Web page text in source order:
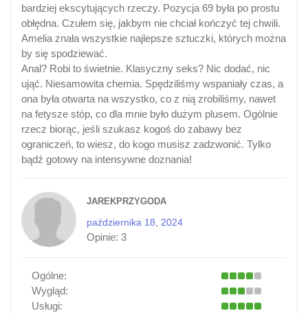
bardziej ekscytujących rzeczy. Pozycja 69 była po prostu
obłędna. Czułem się, jakbym nie chciał kończyć tej chwili.
Amelia znała wszystkie najlepsze sztuczki, których można
by się spodziewać.
Anal? Robi to świetnie. Klasyczny seks? Nic dodać, nic
ująć. Niesamowita chemia. Spędziliśmy wspaniały czas, a
ona była otwarta na wszystko, co z nią zrobiliśmy, nawet
na fetysze stóp, co dla mnie było dużym plusem. Ogólnie
rzecz biorąc, jeśli szukasz kogoś do zabawy bez
ograniczeń, to wiesz, do kogo musisz zadzwonić. Tylko
bądź gotowy na intensywne doznania!
JAREKPRZYGODA
października 18, 2024
Opinie: 3
Ogólne:
Wygląd:
Usługi: